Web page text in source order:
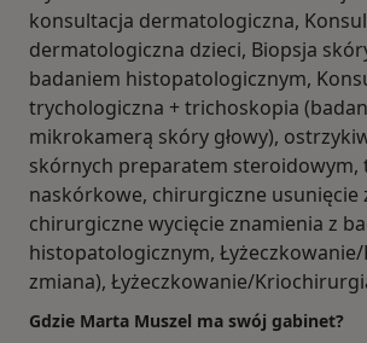
konsultacja dermatologiczna,
dermatologiczna dzieci, Biopsja
badaniem histopatologicznym,
trychologiczna + trichoskopia
mikrokamerą skóry głowy),
skórnych preparatem steroidowym,
naskórkowe, chirurgiczne usunięcie
chirurgiczne wycięcie znamienia z
histopatologicznym,
zmiana), Łyżeczkowanie/
Gdzie Marta Muszel ma swój gabinet?